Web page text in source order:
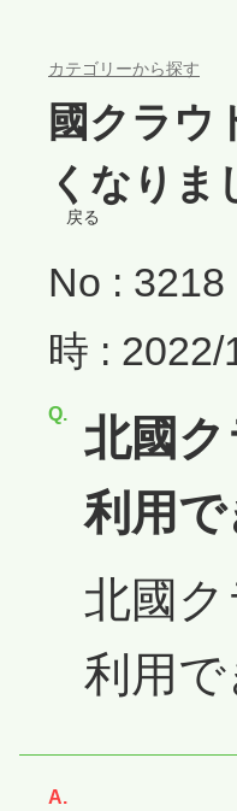
カテゴリーから探す
國クラウ
くなりま
戻る
No : 3218
時 :
北國
利用
北國
利用